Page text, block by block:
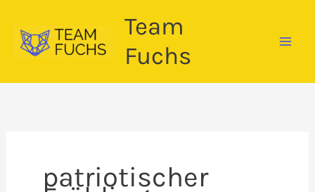
Inhalt
springen
Team
Fuchs
patriotischer